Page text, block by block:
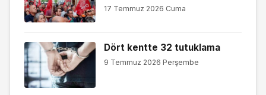
17 Temmuz 2026 Cuma
Dört kentte 32 tutuklama
9 Temmuz 2026 Perşembe